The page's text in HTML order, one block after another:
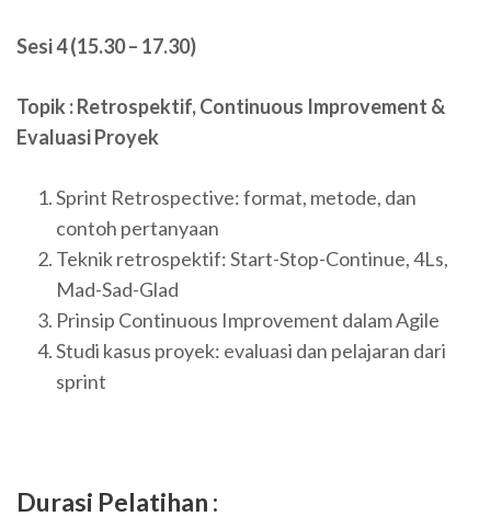
Sesi 4 (15.30 – 17.30)
Topik : Retrospektif, Continuous Improvement &
Evaluasi Proyek
Sprint Retrospective: format, metode, dan
contoh pertanyaan
Teknik retrospektif: Start-Stop-Continue, 4Ls,
Mad-Sad-Glad
Prinsip Continuous Improvement dalam Agile
Studi kasus proyek: evaluasi dan pelajaran dari
sprint
Durasi Pelatihan :